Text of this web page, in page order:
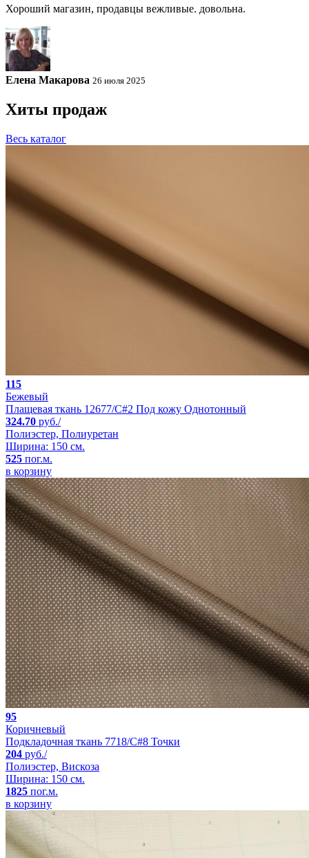
Хороший магазин, продавцы вежливые. довольна.
Елена Макарова 26 июля 2025
Хиты продаж
Весь каталог
115
Бежевый
Плащевая ткань 12677/C#2 Под кожу Однотонный
324.70 руб./
Полиэстер, Полиуретан
Ширина: 150 см.
525 пог.м.
в корзину
95
Коричневый
Подкладочная ткань 7718/C#8 Точки
204 руб./
Полиэстер, Вискоза
Ширина: 150 см.
1825 пог.м.
в корзину